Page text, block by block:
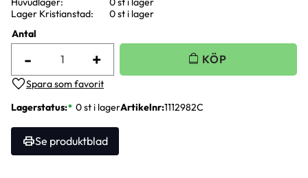
Antal
+
-
Lägg till i favoriter
Lagerstatus 0 st i lagerArtikelnr 1112982C
Se produktblad
Lager Kristianstad
0 st i lager